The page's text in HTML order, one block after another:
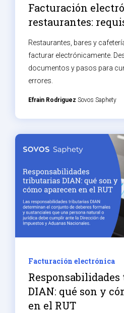
Facturación
restaurantes:
Restaurantes, bares y
facturar electrónicamente.
documentos y pasos para
errores.
Efrain Rodriguez Sovos Saphety
Facturación electrónica
DIAN: qué son y
en el RUT